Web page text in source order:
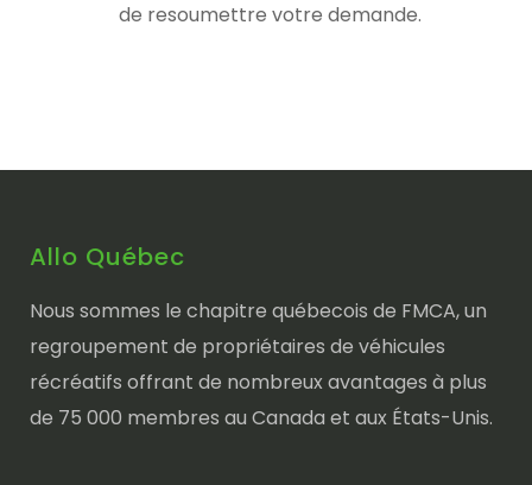
de resoumettre votre demande.
Allo Québec
Nous sommes le chapitre québecois de FMCA, un
regroupement de propriétaires de véhicules
récréatifs offrant de nombreux avantages à plus
de 75 000 membres au Canada et aux États-Unis.